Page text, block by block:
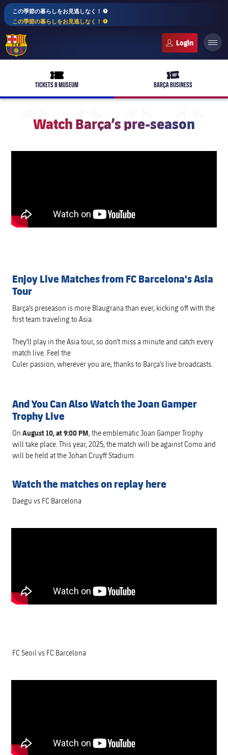
この季節の暮らしをお見逃しなく！ ⚽️
この季節の暮らしをお見逃しなく！ ⚽️
ticket-full
TICKETS & MUSEUM
ticket-vip
BARÇA BUSINESS
10年毎
レジェンド
監督
プレスパス
Facilities
スケジュール
バルサAtlètic
plusicon
label.aria.plus
順位表
plusicon
label.aria.plus
チケット
結果
PLUSICON
LABEL.ARIA.PLUS
トップチーム
スケジュール
結果
PLUSICON
LABEL.ARIA.PLUS
スケジュール
チケット
結果
順位表
PLUSICON
LABEL.ARIA.PLUS
トップチーム
plusicon
label.aria.plus
スケジュール
チケット
Watch Barça’s pre-season
Enjoy Live Matches from FC Barcelona's Asia
Tour
Barça's preseason is more Blaugrana than ever, kicking off with the
first team traveling to Asia.
They'll play in the Asia tour, so don't miss a minute and catch every
match live. Feel the
Culer passion, wherever you are, thanks to Barça's live broadcasts.
And You Can Also Watch the Joan Gamper
Trophy Live
On August 10, at 9:00 PM, the emblematic Joan Gamper Trophy
will take place. This year, 2025, the match will be against Como and
will be held at the Johan Cruyff Stadium.
Watch the matches on replay here
Daegu vs FC Barcelona
FC Seoil vs FC Barcelona